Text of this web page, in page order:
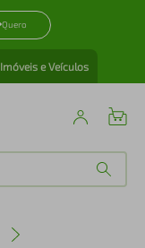
Quero
Imóveis e Veículos